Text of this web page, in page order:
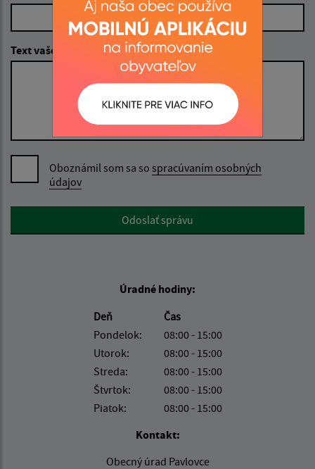
Text vašej správy (povinné)
Oboznámil som sa so spracúvaním osobných
údajov
Google reCaptcha ResponseOdoslať správu
Úradné hodiny:
Deň
Čas
Pondelok:
08:00 - 15:00
Utorok:
08:00 - 15:00
Streda:
08:00 - 15:00
Štvrtok:
08:00 - 15:00
Piatok:
08:00 - 15:00
Kontakt:
Obecný úrad Pavlovce